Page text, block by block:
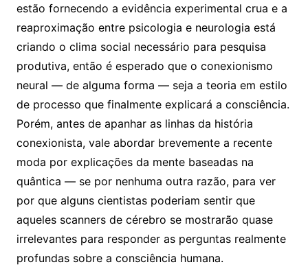
estão fornecendo a evidência experimental crua e a
reaproximação entre psicologia e neurologia está
criando o clima social necessário para pesquisa
produtiva, então é esperado que o conexionismo
neural — de alguma forma — seja a teoria em estilo
de processo que finalmente explicará a consciência.
Porém, antes de apanhar as linhas da história
conexionista, vale abordar brevemente a recente
moda por explicações da mente baseadas na
quântica — se por nenhuma outra razão, para ver
por que alguns cientistas poderiam sentir que
aqueles scanners de cérebro se mostrarão quase
irrelevantes para responder as perguntas realmente
profundas sobre a consciência humana.